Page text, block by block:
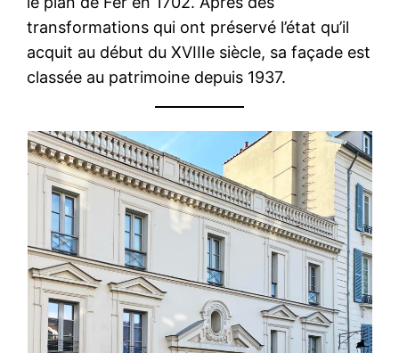
transformations qui ont préservé l’état qu’il
acquit au début du XVIIIe siècle, sa façade est
classée au patrimoine depuis 1937.